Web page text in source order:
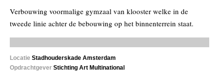
Verbouwing voormalige gymzaal van klooster welke in de
tweede linie achter de bebouwing op het binnenterrein staat.
Locatie Stadhouderskade Amsterdam
Opdrachtgever Stichting Art Multinational